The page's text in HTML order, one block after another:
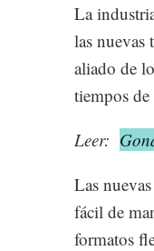
La
las nuevas
aliado de
tiempos de
Leer:
Las
fácil de
formatos